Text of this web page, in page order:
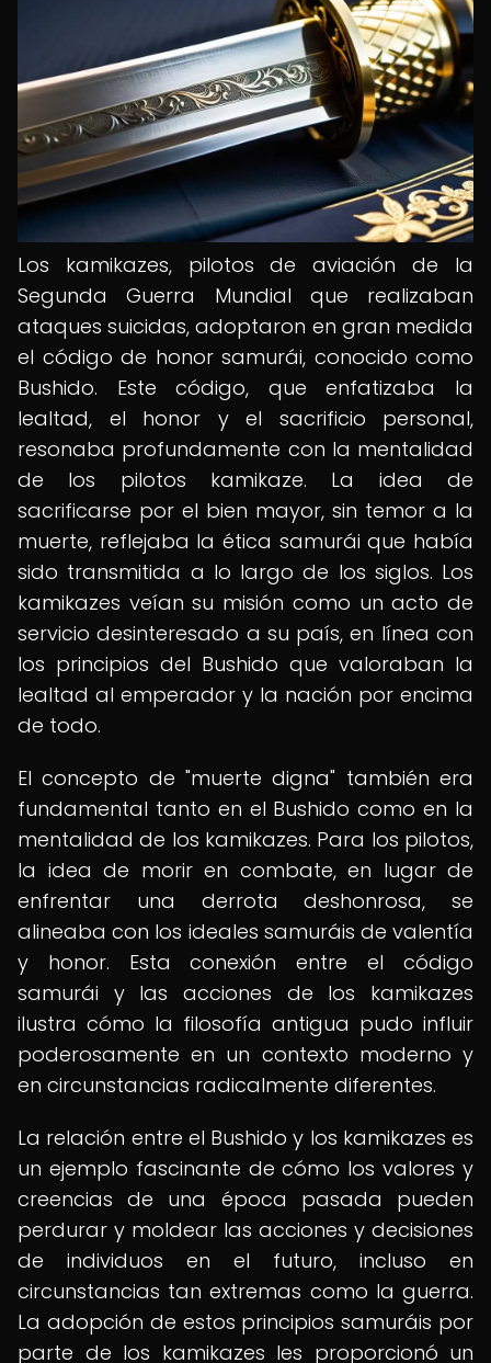
Los kamikazes, pilotos de aviación de la
Segunda Guerra Mundial que realizaban
ataques suicidas, adoptaron en gran medida
el código de honor samurái, conocido como
Bushido. Este código, que enfatizaba la
lealtad, el honor y el sacrificio personal,
resonaba profundamente con la mentalidad
de los pilotos kamikaze. La idea de
sacrificarse por el bien mayor, sin temor a la
muerte, reflejaba la ética samurái que había
sido transmitida a lo largo de los siglos. Los
kamikazes veían su misión como un acto de
servicio desinteresado a su país, en línea con
los principios del Bushido que valoraban la
lealtad al emperador y la nación por encima
de todo.
El concepto de "muerte digna" también era
fundamental tanto en el Bushido como en la
mentalidad de los kamikazes. Para los pilotos,
la idea de morir en combate, en lugar de
enfrentar una derrota deshonrosa, se
alineaba con los ideales samuráis de valentía
y honor. Esta conexión entre el código
samurái y las acciones de los kamikazes
ilustra cómo la filosofía antigua pudo influir
poderosamente en un contexto moderno y
en circunstancias radicalmente diferentes.
La relación entre el Bushido y los kamikazes es
un ejemplo fascinante de cómo los valores y
creencias de una época pasada pueden
perdurar y moldear las acciones y decisiones
de individuos en el futuro, incluso en
circunstancias tan extremas como la guerra.
La adopción de estos principios samuráis por
parte de los kamikazes les proporcionó un